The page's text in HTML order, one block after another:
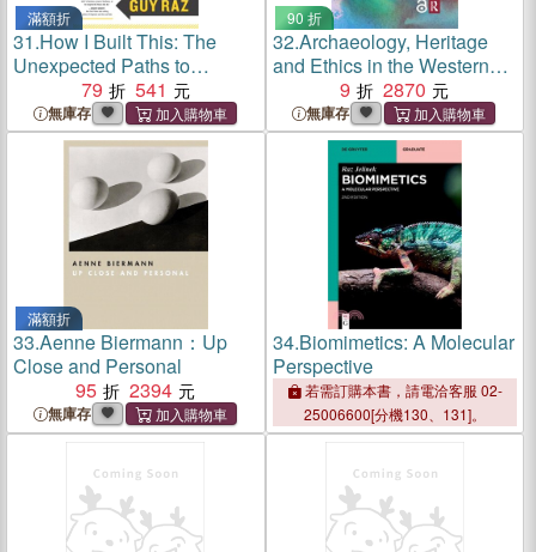
滿額折
31.How I Built This: The
Unexpected Paths to
Success from the World's
Most Inspiring Entrepreneurs
79 541
無庫存
90 折
32.Archaeology, Heritage
and Ethics in the Western
Wall Plaza, Jerusalem:
Darkness at the End of the
Tunnel
9 2870
無庫存
滿額折
33.Aenne Biermann：Up
Close and Personal
95
2394
無庫存
34.Biomimetics: A Molecular
Perspective
若需訂購本書，請電洽客服 02-
25006600[分機130、131]。